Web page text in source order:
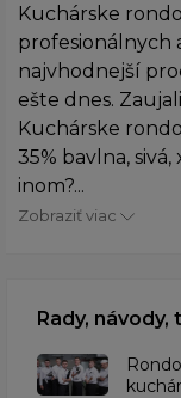
Kuchárske
profesionálnych
najvhodnejší
ešte dnes.
Kuchárske
35% bavlna,
inom?...
Zobraziť viac
Rady,